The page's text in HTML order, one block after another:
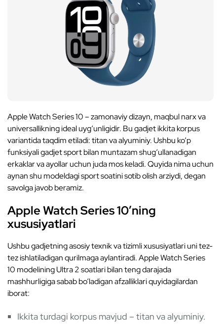
Apple Watch Series 10 – zamonaviy dizayn, maqbul narx va
universallikning ideal uyg‘unligidir. Bu gadjet ikkita korpus
variantida taqdim etiladi: titan va alyuminiy. Ushbu ko‘p
funksiyali gadjet sport bilan muntazam shug‘ullanadigan
erkaklar va ayollar uchun juda mos keladi. Quyida nima uchun
aynan shu modeldagi sport soatini sotib olish arziydi, degan
savolga javob beramiz.
Apple Watch Series 10’ning
xususiyatlari
Ushbu gadjetning asosiy texnik va tizimli xususiyatlari uni tez-
tez ishlatiladigan qurilmaga aylantiradi. Apple Watch Series
10 modelining Ultra 2 soatlari bilan teng darajada
mashhurligiga sabab bo‘ladigan afzalliklari quyidagilardan
iborat:
Ikkita turdagi korpus mavjud – titan va alyuminiy.